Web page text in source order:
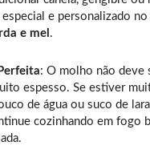
e personalizado no
e mel .
: O molho não deve
espesso. Se estiver
de água ou suco de
cozinhando em fogo